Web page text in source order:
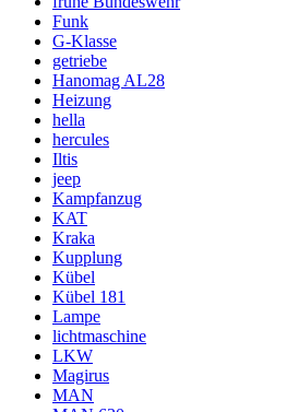
Funk
G-Klasse
getriebe
Hanomag AL28
Heizung
hella
hercules
Iltis
jeep
Kampfanzug
KAT
Kraka
Kupplung
Kübel
Kübel 181
Lampe
lichtmaschine
LKW
Magirus
MAN